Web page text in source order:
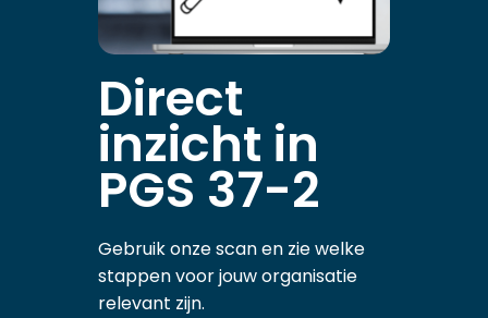
Direct
inzicht in
PGS 37-2
Gebruik onze scan en zie welke
stappen voor jouw organisatie
relevant zijn.